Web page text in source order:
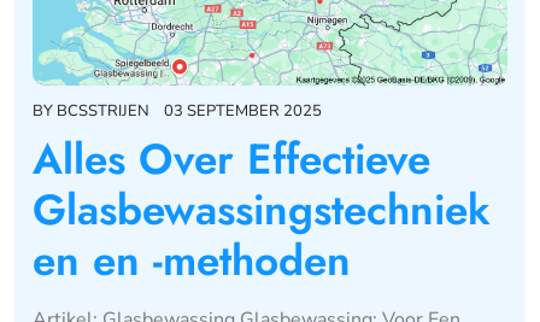
BY BCSSTRIJEN 03 SEPTEMBER 2025
Alles Over Effectieve
Glasbewassingstechniek
en en -methoden